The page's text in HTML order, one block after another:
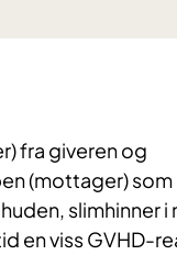
fra giveren og
(mottager) som
slimhinner i
en viss GVHD-